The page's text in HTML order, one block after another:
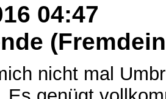
04:47
nicht mal